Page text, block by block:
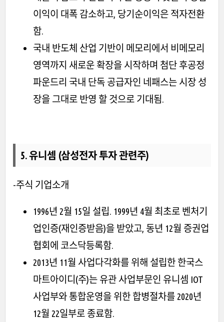
이익이 대폭 감소하고, 당기순이익은 적자전환
함.
국내 반도체 산업 기반이 메모리에서 비메모리
영역까지 새로운 확장을 시작하며 첨단 후공정
파운드리 국내 단독 공급자인 네패스는 시장 성
장을 그대로 반영 할 것으로 기대됨.
5. 유니셈 (삼성전자 투자 관련주)
-주식 기업소개
1996년 2월 15일 설립. 1999년 4월 최초로 벤처기
업인증(재인증받음)을 받았고, 동년 12월 증권업
협회에 코스닥등록함.
2013년 11월 사업다각화를 위해 설립한 한국스
마트아이디(주)는 유관 사업부문인 유니셈 IOT
사업부와 통합운영을 위한 합병절차를 2020년
12월 22일부로 종료함.